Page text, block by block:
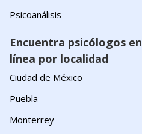
Psicoanálisis
Encuentra psicólogos en
línea por localidad
Ciudad de México
Puebla
Monterrey